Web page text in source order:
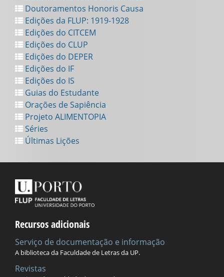
Doutoramentos Honoris Causa
Edições da FLUP: 1919-1928
Edições do CITCEM
Edições do CLUP
Edições do DEPER
Edições do IF
Edições do IS
Guias do Estudante
Orações de Sapiência
Projeto ALIMENTOPIA
Séries
Últimas Lições
Recursos adicionais
Serviço de documentação e informação
A biblioteca da Faculdade de Letras da UP.
Revistas